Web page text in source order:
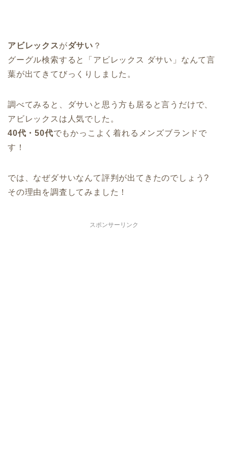
アビレックスがダサい ？
グーグル検索すると「アビレックス ダサい」なんて言
葉が出てきてびっくりしました。
調べてみると、ダサいと思う方も居ると言うだけで、
アビレックスは人気でした。
40代・50代でもかっこよく着れるメンズブランドで
す！
では、なぜダサいなんて評判が出てきたのでしょう?
その理由を調査してみました！
スポンサーリンク